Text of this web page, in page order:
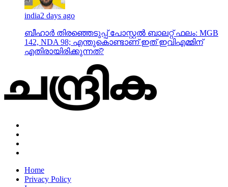
india2 days ago
ബീഹാർ തിരഞ്ഞെടുപ്പ് പോസ്റ്റൽ ബാലറ്റ് ഫലം: MGB
142, NDA 98; എന്തുകൊണ്ടാണ് ഇത് ഇവിഎമ്മിന്
എതിരായിരിക്കുന്നത്?
Home
Privacy Policy